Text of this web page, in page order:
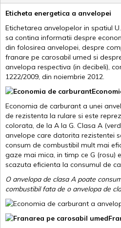
Eticheta energetica a anvelopei
Etichetarea anvelopelor in spatiul
sa contina informatii despre
din folosirea anvelopei, despre
franare pe carosabil umed si
anvelopa respectiva (in decibeli),
1222/2009, din noiembrie 2012.
Economia de carburant a unei
de rezistenta la rulare si este
colorata, de la A la G. Clasa A
anvelope care datorita rezistentei
consum de combustibil mult mai
gaze mai mica, in timp ce G (rosu)
scazuta eficienta la consumul de
O anvelopa de clasa A poate
combustibil fata de o anvelopa de